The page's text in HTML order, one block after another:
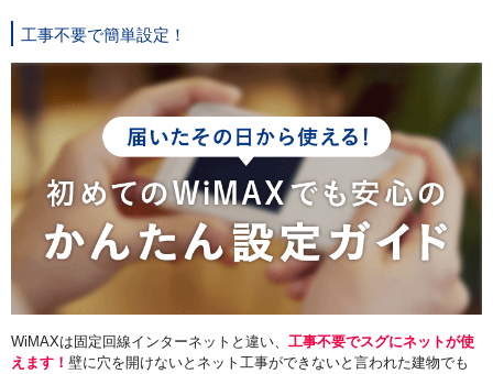
工事不要で簡単設定！
WiMAXは固定回線インターネットと違い、 工事不要でスグにネットが使
えます！ 壁に穴を開けないとネット工事ができないと言われた建物でも